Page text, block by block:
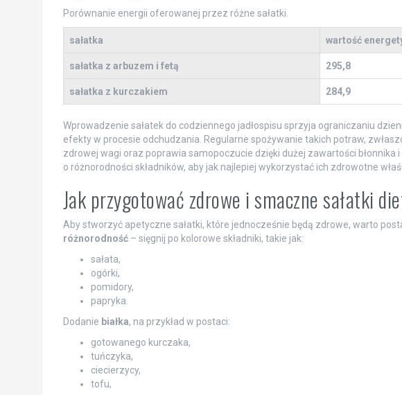
Porównanie energii oferowanej przez różne sałatki.
sałatka wartość
sałatka z arbuzem i fetą 295,8
sałatka z kurczakiem 284,9
Wprowadzenie sałatek do codziennego jadłospisu sprzyja ograniczaniu
efekty w procesie odchudzania. Regularne spożywanie takich potraw,
zdrowej wagi oraz poprawia samopoczucie dzięki dużej zawartości błonnika
o różnorodności składników, aby jak najlepiej wykorzystać ich zdrowotne
Jak przygotować zdrowe i smaczne sałatki
Aby stworzyć apetyczne sałatki, które jednocześnie będą zdrowe, warto
różnorodność– sięgnij po kolorowe składniki, takie jak:
sałata,
ogórki,
pomidory,
papryka.
Dodanie białka, na przykład w postaci:
gotowanego kurczaka,
tuńczyka,
ciecierzycy,
tofu,